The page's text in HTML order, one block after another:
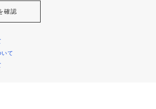
確認
いて